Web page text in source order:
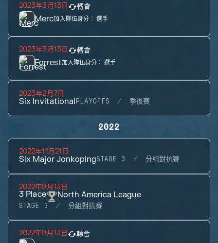
2023年3月13日 轉會
Merc加入隊伍身分： 選手
2023年3月13日 轉會
Forrest加入隊伍身分： 選手
2023年2月7日
Six Invitational PLAYOFFS 季後賽
2022
2022年11月21日
Six Major JonkopingSTAGE 3 分組對抗賽
2022年9月13日
3 Place North America League
STAGE 3 分組對抗賽
2022年9月13日 轉會